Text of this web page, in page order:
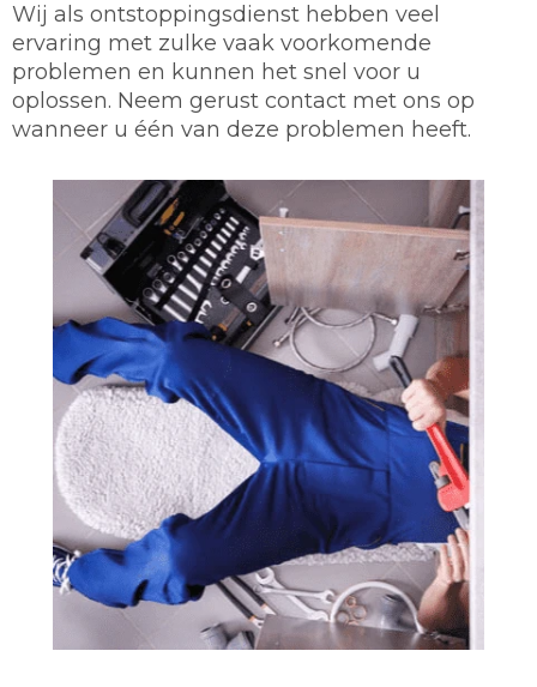
Wij als ontstoppingsdienst hebben veel
ervaring met zulke vaak voorkomende
problemen en kunnen het snel voor u
oplossen. Neem gerust contact met ons op
wanneer u één van deze problemen heeft.